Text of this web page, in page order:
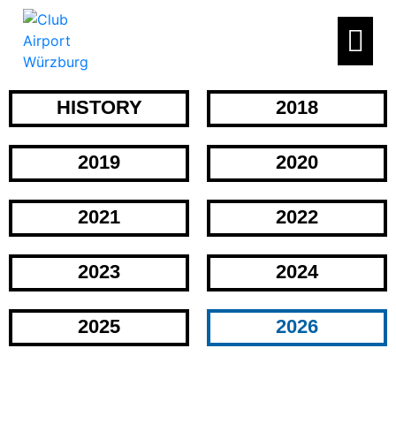
HISTORY 2018
2019 2020
2021 2022
2023 2024
2025 2026